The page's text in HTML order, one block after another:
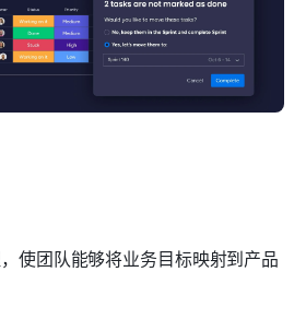
使团队能够将业务目标映射到产品